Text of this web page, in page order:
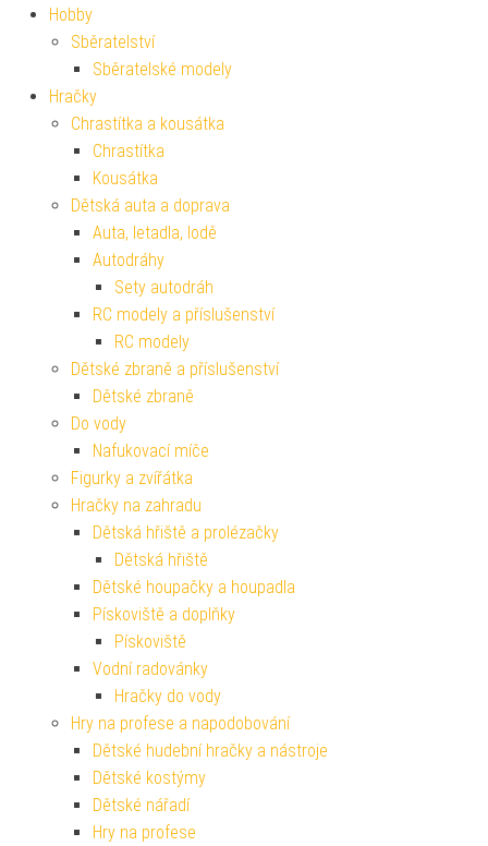
Hobby
Sběratelství
Sběratelské modely
Hračky
Chrastítka a kousátka
Chrastítka
Kousátka
Dětská auta a doprava
Auta, letadla, lodě
Autodráhy
Sety autodráh
RC modely a příslušenství
RC modely
Dětské zbraně a příslušenství
Dětské zbraně
Do vody
Nafukovací míče
Figurky a zvířátka
Hračky na zahradu
Dětská hřiště a prolézačky
Dětská hřiště
Dětské houpačky a houpadla
Pískoviště a doplňky
Pískoviště
Vodní radovánky
Hračky do vody
Hry na profese a napodobování
Dětské hudební hračky a nástroje
Dětské kostýmy
Dětské nářadí
Hry na profese